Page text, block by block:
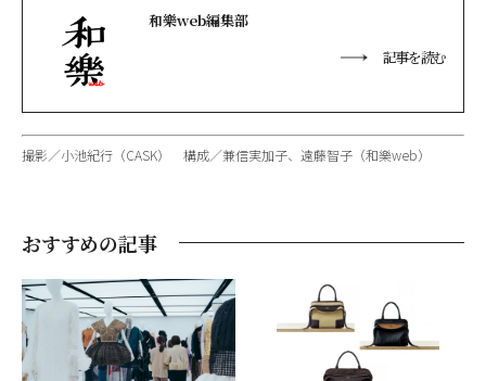
和樂web編集部
記事を読む
撮影／小池紀行（CASK） 構成／兼信実加子、遠藤智子（和樂web）
おすすめの記事